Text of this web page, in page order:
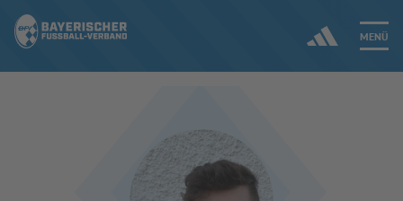
MENÜ
ERGEBNISSE & WETTBEWERBE